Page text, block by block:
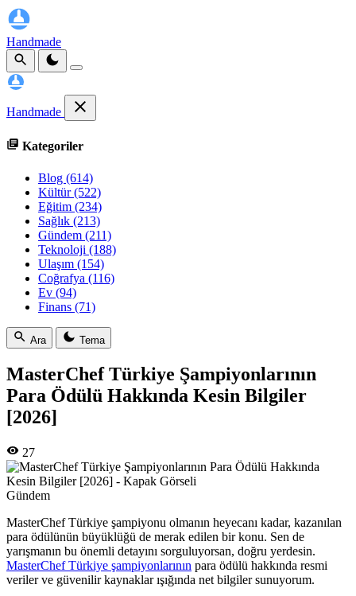
Handmade
Handmade
Kategoriler
Blog (614)
Kültür(522)
Eğitim (234)
Sağlık (213)
Gündem (211)
Teknoloji (188)
Ulaşım (154)
Coğrafya (116)
Ev (94)
Finans (71)
Ara Tema
MasterChef Türkiye Şampiyonlarının
Para Ödülü Hakkında Kesin Bilgiler
[2026]
27
Gündem
MasterChef Türkiye şampiyonu olmanın heyecanı kadar, kazanılan
para ödülünün büyüklüğü de merak edilen bir konu. Sen de
yarışmanın bu önemli detayını sorguluyorsan, doğru yerdesin.
MasterChef Türkiye şampiyonlarının para ödülü hakkında resmi
veriler ve güvenilir kaynaklar ışığında net bilgiler sunuyorum.